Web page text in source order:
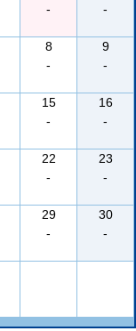
-
-
8
-
9
-
15
-
16
-
22
-
23
-
29
-
30
-